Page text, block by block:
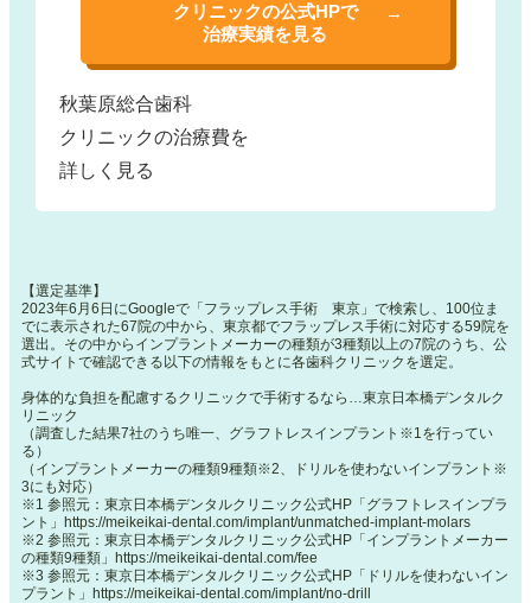
クリニックの公式HPで
治療実績を見る
秋葉原総合歯科
クリニックの治療費を
詳しく見る
【選定基準】
2023年6月6日にGoogleで「フラップレス手術 東京」で検索し、100位ま
でに表示された67院の中から、東京都でフラップレス手術に対応する59院を
選出。その中からインプラントメーカーの種類が3種類以上の7院のうち、公
式サイトで確認できる以下の情報をもとに各歯科クリニックを選定。
身体的な負担を配慮するクリニックで手術するなら…東京日本橋デンタルク
リニック
（調査した結果7社のうち唯一、グラフトレスインプラント※1を行ってい
る）
（インプラントメーカーの種類9種類※2、ドリルを使わないインプラント※
3にも対応）
※1 参照元：東京日本橋デンタルクリニック公式HP「グラフトレスインプラ
ント」
https://meikeikai-dental.com/implant/unmatched-implant-molars
※2 参照元：東京日本橋デンタルクリニック公式HP「インプラントメーカー
の種類9種類」
https://meikeikai-dental.com/fee
※3 参照元：東京日本橋デンタルクリニック公式HP「ドリルを使わないイン
プラント」
https://meikeikai-dental.com/implant/no-drill